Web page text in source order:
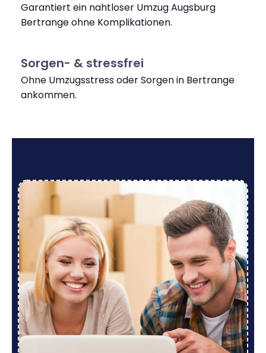
Garantiert ein nahtloser Umzug Augsburg
Bertrange ohne Komplikationen.
Sorgen- & stressfrei
Ohne Umzugsstress oder Sorgen in Bertrange
ankommen.